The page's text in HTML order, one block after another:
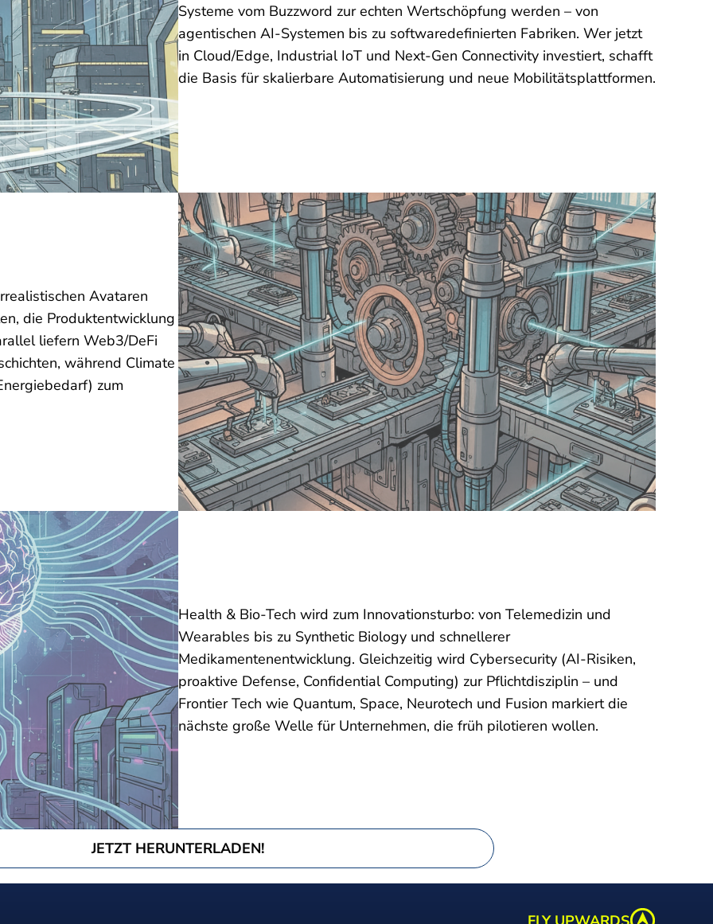
Systeme vom Buzzword zur echten Wertschöpfung werden – von
agentischen AI-Systemen bis zu softwaredefinierten Fabriken. Wer jetzt
in Cloud/Edge, Industrial IoT und Next-Gen Connectivity investiert, schafft
die Basis für skalierbare Automatisierung und neue Mobilitätsplattformen.
Avataren
die Produktentwicklung
liefern Web3/DeFi
während Climate
zum
Health & Bio-Tech wird zum Innovationsturbo: von Telemedizin und
Wearables bis zu Synthetic Biology und schnellerer
Medikamentenentwicklung. Gleichzeitig wird Cybersecurity (AI-Risiken,
proaktive Defense, Confidential Computing) zur Pflichtdisziplin – und
Frontier Tech wie Quantum, Space, Neurotech und Fusion markiert die
nächste große Welle für Unternehmen, die früh pilotieren wollen.
JETZT HERUNTERLADEN!